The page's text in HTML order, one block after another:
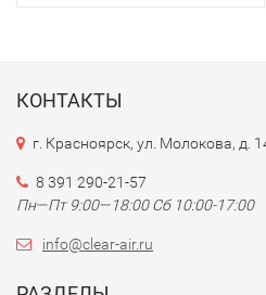
КОНТАКТЫ
г. Красноярск, ул. Молокова, д.
8 391 290-21-57
Пн—Пт 9:00—18:00 Сб 10:00-17:00
info@clear-air.ru